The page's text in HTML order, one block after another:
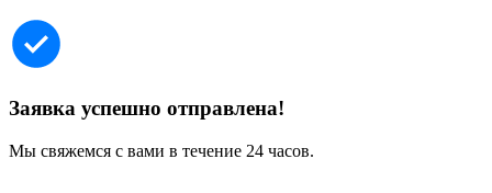
Заявка успешно отправлена!
Мы свяжемся с вами в течение 24 часов.